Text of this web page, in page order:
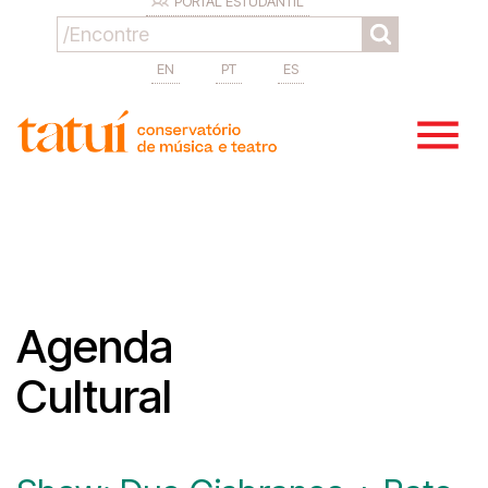
EN PT ES
Agenda
Cultural